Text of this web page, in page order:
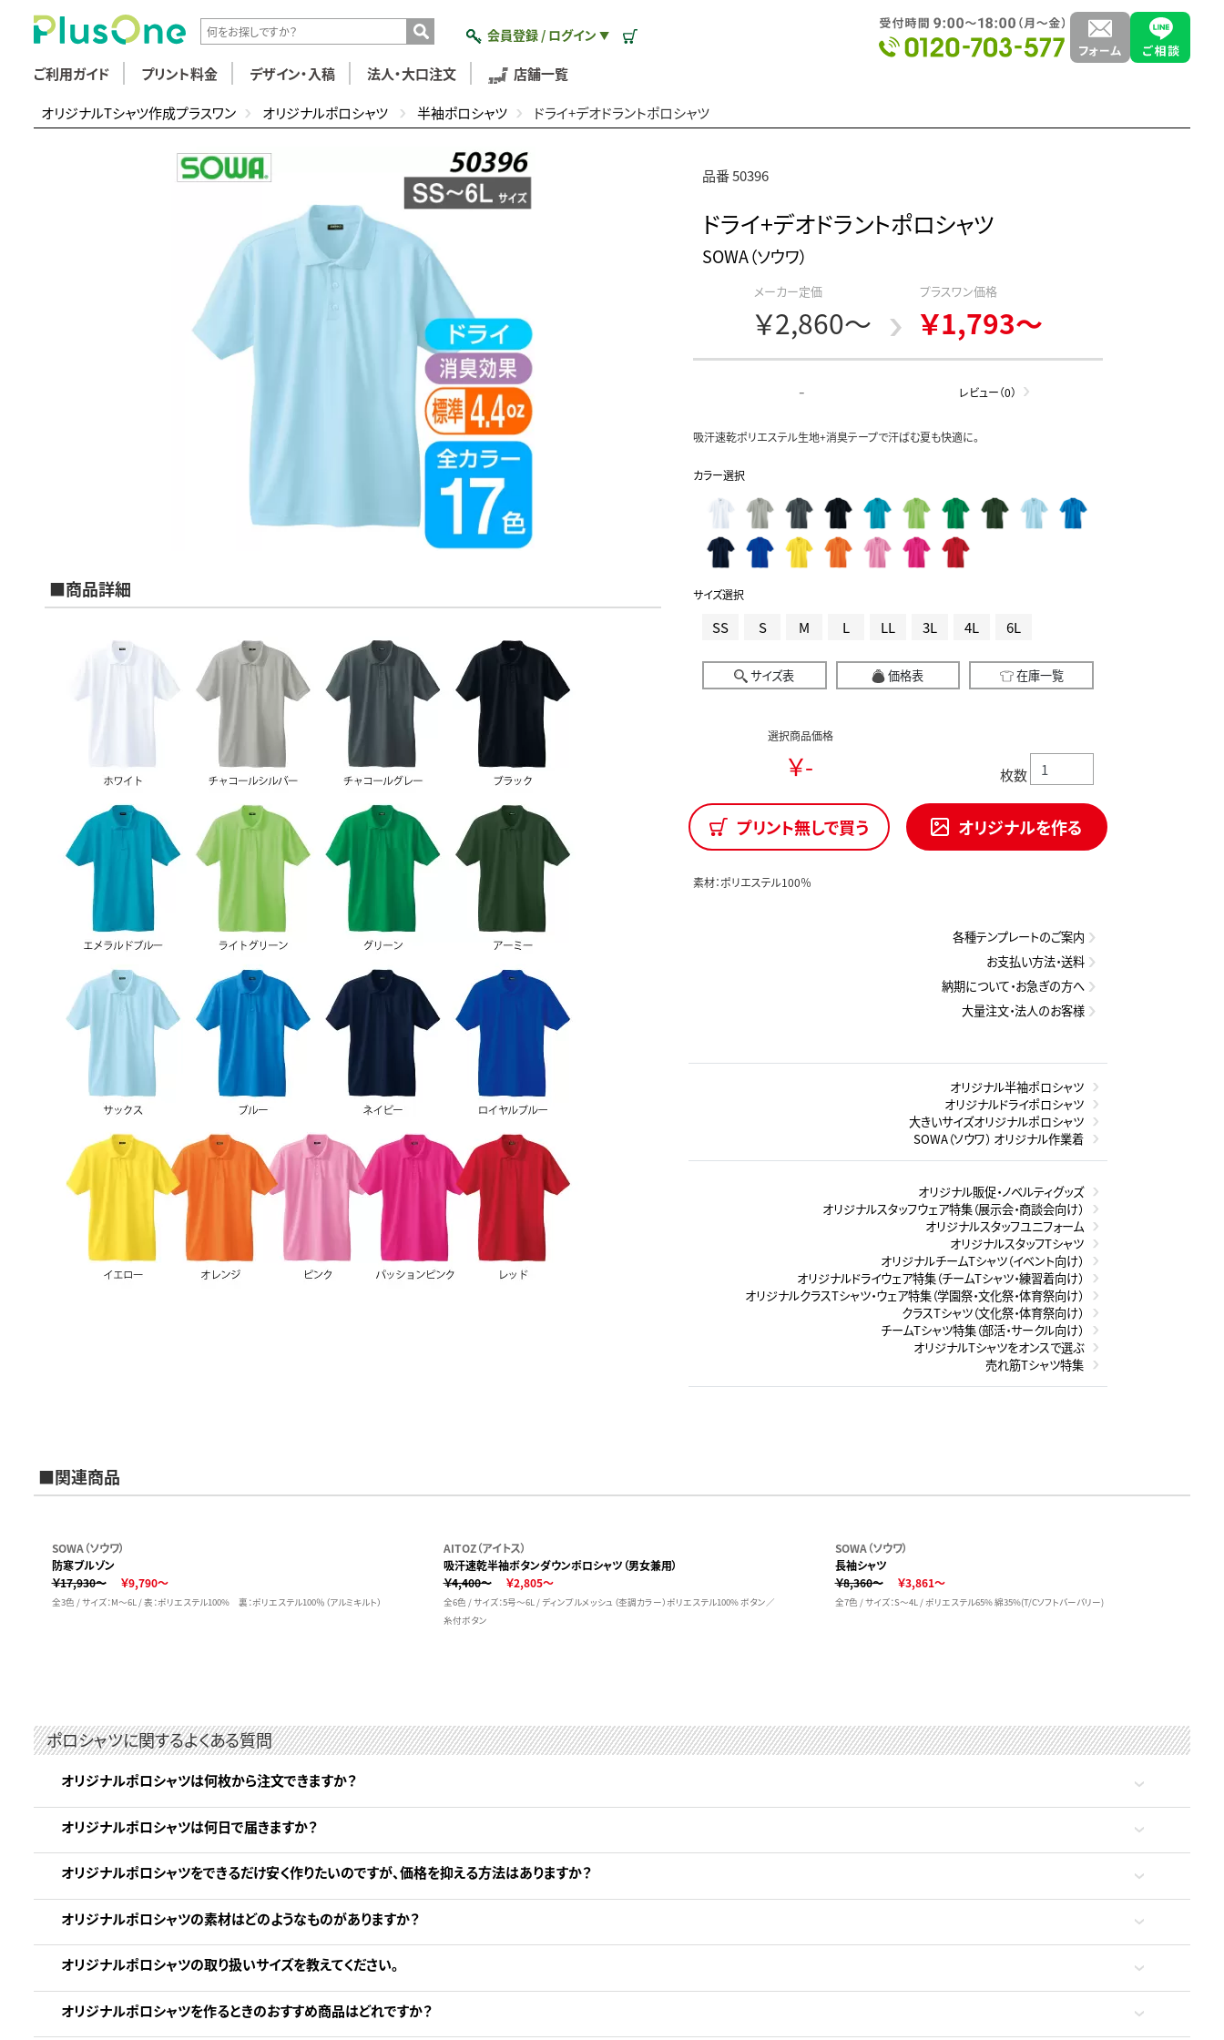
会員登録 / ログイン ▼
ご利用ガイド プリント料金 デザイン・入稿 法人・大口注文 店舗一覧
オリジナルTシャツ作成プラスワン オリジナルポロシャツ 半袖ポロシャツ ドライ+デオドラントポロシャツ
■商品詳細
品番 50396
ドライ+デオドラントポロシャツ
SOWA（ソウワ）
メーカー定価
￥2,860～
プラスワン価格
￥1,793～
- レビュー（0）
吸汗速乾ポリエステル生地+消臭テープで汗ばむ夏も快適に。
カラー選択
サイズ選択
SS S M L LL 3L 4L 6L
サイズ表 価格表 在庫一覧
選択商品価格
￥- 枚数
プリント無しで買う オリジナルを作る
素材：ポリエステル100％
各種テンプレートのご案内
お支払い方法・送料
納期について・お急ぎの方へ
大量注文・法人のお客様
オリジナル半袖ポロシャツ
オリジナルドライポロシャツ
大きいサイズオリジナルポロシャツ
SOWA（ソウワ） オリジナル作業着
オリジナル販促・ノベルティグッズ
オリジナルスタッフウェア特集（展示会・商談会向け）
オリジナルスタッフユニフォーム
オリジナルスタッフTシャツ
オリジナルチームTシャツ（イベント向け）
オリジナルドライウェア特集（チームTシャツ・練習着向け）
オリジナルクラスTシャツ・ウェア特集（学園祭・文化祭・体育祭向け）
クラスTシャツ（文化祭・体育祭向け）
チームTシャツ特集（部活・サークル向け）
オリジナルTシャツをオンスで選ぶ
売れ筋Tシャツ特集
■関連商品
SOWA（ソウワ）
防寒ブルゾン
￥17,930～
￥9,790～
全3色 / サイズ：M～6L / 表：ポリエステル100% 裏：ポリエステル100％（アルミキルト）
AITOZ（アイトス）
吸汗速乾半袖ボタンダウンポロシャツ（男女兼用）
￥4,400～
￥2,805～
全6色 / サイズ：5号～6L / ディンプルメッシュ（杢調カラー）ポリエステル100% ボタン／
糸付ボタン
SOWA（ソウワ）
長袖シャツ
￥8,360～
￥3,861～
全7色 / サイズ：S～4L / ポリエステル65% 綿35%(T/Cソフトバーバリー)
ポロシャツに関するよくある質問
オリジナルポロシャツは何枚から注文できますか？
オリジナルポロシャツは何日で届きますか？
オリジナルポロシャツをできるだけ安く作りたいのですが、価格を抑える方法はありますか？
オリジナルポロシャツの素材はどのようなものがありますか？
オリジナルポロシャツの取り扱いサイズを教えてください。
オリジナルポロシャツを作るときのおすすめ商品はどれですか？